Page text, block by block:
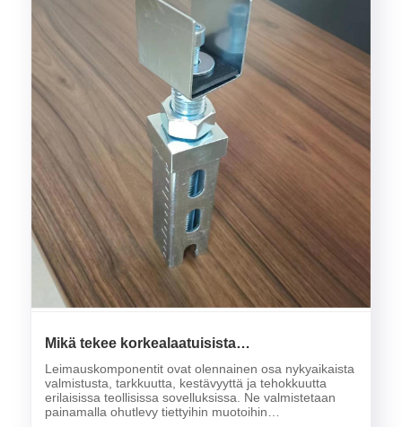
Mikä tekee korkealaatuisista
leimauskomponenteista oikean valinnan
projektillesi?
Leimauskomponentit ovat olennainen osa nykyaikaista
valmistusta, tarkkuutta, kestävyyttä ja tehokkuutta
erilaisissa teollisissa sovelluksissa. Ne valmistetaan
painamalla ohutlevy tiettyihin muotoihin